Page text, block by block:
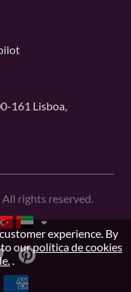
161 Lisboa,
rights reserved.
experience. By
to ourpolítica de cookies
.